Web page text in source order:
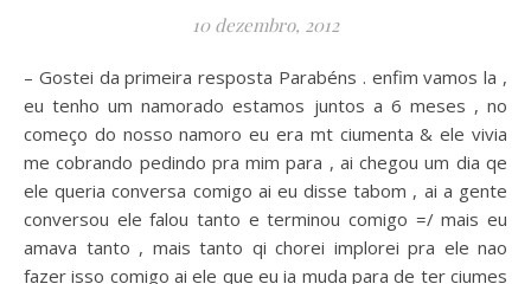
10 dezembro, 2012
– Gostei da primeira resposta Parabéns . enfim vamos la ,
eu tenho um namorado estamos juntos a 6 meses , no
começo do nosso namoro eu era mt ciumenta & ele vivia
me cobrando pedindo pra mim para , ai chegou um dia qe
ele queria conversa comigo ai eu disse tabom , ai a gente
conversou ele falou tanto e terminou comigo =/ mais eu
amava tanto , mais tanto qi chorei implorei pra ele nao
fazer isso comigo ai ele que eu ia muda para de ter ciumes